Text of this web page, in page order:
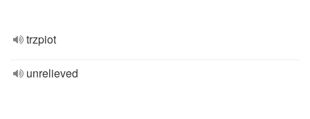
trzpiot
unrelieved